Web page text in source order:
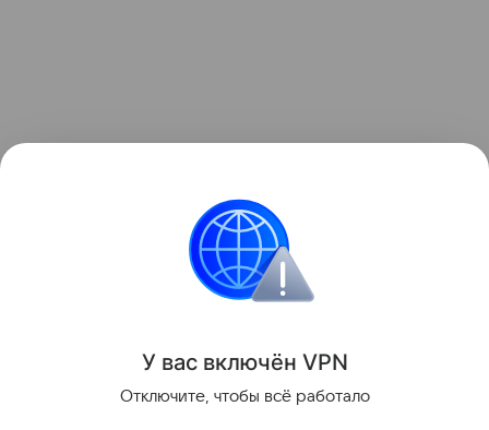
Самые странные прозвища детей
Поделиться
У вас включён VPN
Отключите, чтобы всё работало